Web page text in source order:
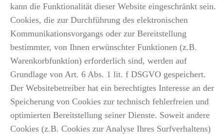
kann die Funktionalität dieser Website eingeschränkt sein.
Cookies, die zur Durchführung des elektronischen
Kommunikationsvorgangs oder zur Bereitstellung
bestimmter, von Ihnen erwünschter Funktionen (z.B.
Warenkorbfunktion) erforderlich sind, werden auf
Grundlage von Art. 6 Abs. 1 lit. f DSGVO gespeichert.
Der Websitebetreiber hat ein berechtigtes Interesse an der
Speicherung von Cookies zur technisch fehlerfreien und
optimierten Bereitstellung seiner Dienste. Soweit andere
Cookies (z.B. Cookies zur Analyse Ihres Surfverhaltens)